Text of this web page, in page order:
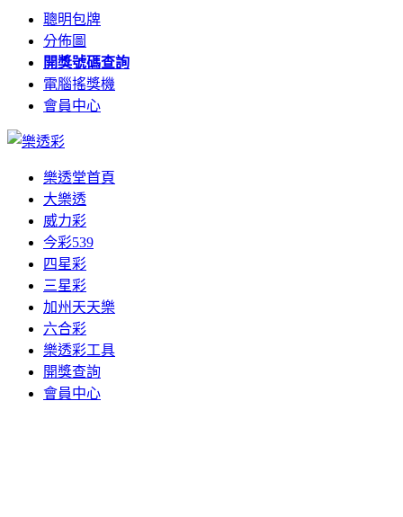
聰明包牌
分佈圖
開獎號碼查詢
電腦搖獎機
會員中心
樂透堂首頁
大樂透
威力彩
今彩539
四星彩
三星彩
加州天天樂
六合彩
樂透彩工具
開獎查詢
會員中心